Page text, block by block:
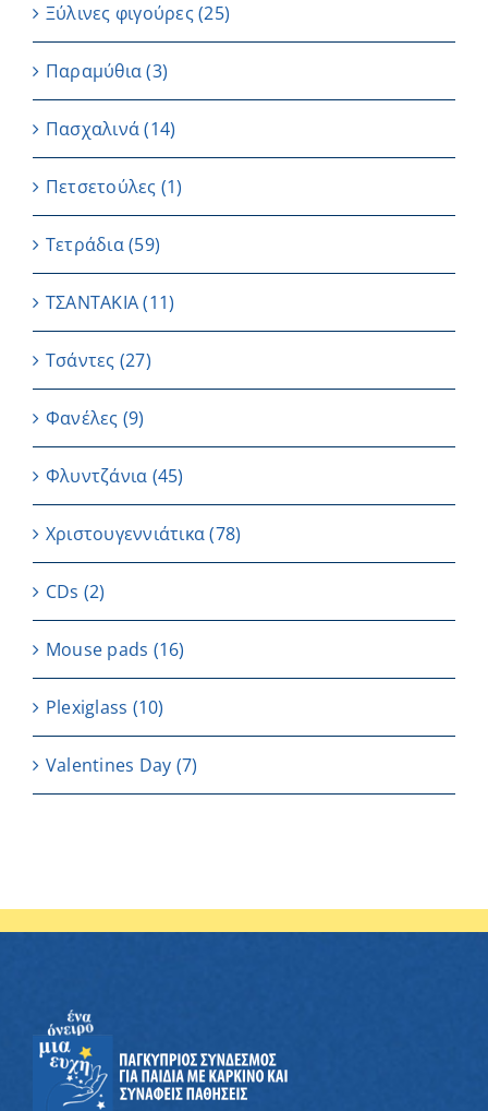
Ξύλινες φιγούρες(25)
Παραμύθια (3)
Πασχαλινά (14)
Πετσετούλες (1)
Τετράδια(59)
ΤΣΑΝΤΑΚΙΑ (11)
Τσάντες (27)
Φανέλες (9)
Φλυντζάνια (45)
Χριστουγεννιάτικα(78)
CDs (2)
Μouse pads (16)
Plexiglass (10)
Valentines Day (7)